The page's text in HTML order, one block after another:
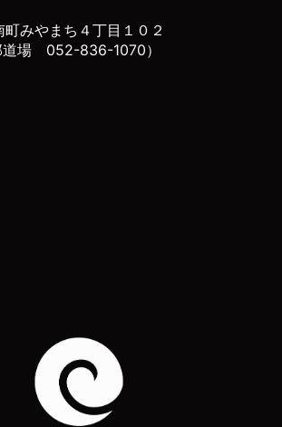
みやまち４丁目１０２
道場 052-836-1070）